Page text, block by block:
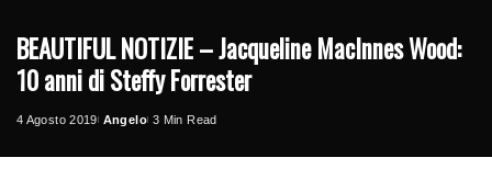
BEAUTIFUL NOTIZIE – Jacqueline MacInnes Wood:
10 anni di Steffy Forrester
4 Agosto 2019
Posted
Angelo 3 Min Read